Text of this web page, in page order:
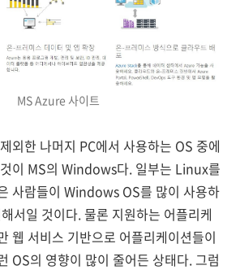
MS Azure 사이트
외한 나머지 PC에서 사용하는 OS 중에
이 MS의 Windows다. 일부는 Linux를
사람들이 Windows OS를 많이 사용하
서일 것이다. 물론 지원하는 어플리케
웹 서비스 기반으로 어플리케이션들이
OS의 영향이 많이 줄어든 상태다. 그럼